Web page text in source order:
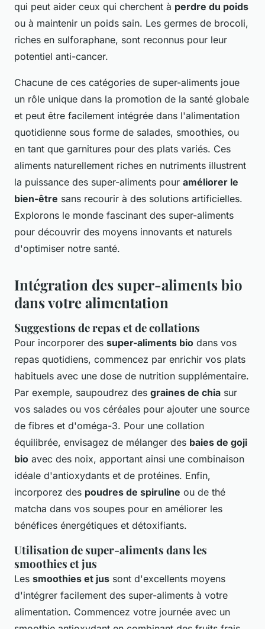
qui peut aider ceux qui cherchent à perdre du poids
ou à maintenir un poids sain. Les germes de brocoli,
riches en sulforaphane, sont reconnus pour leur
potentiel anti-cancer.
Chacune de ces catégories de super-aliments joue
un rôle unique dans la promotion de la santé globale
et peut être facilement intégrée dans l'alimentation
quotidienne sous forme de salades, smoothies, ou
en tant que garnitures pour des plats variés. Ces
aliments naturellement riches en nutriments illustrent
la puissance des super-aliments pour améliorer le
bien-être sans recourir à des solutions artificielles.
Explorons le monde fascinant des super-aliments
pour découvrir des moyens innovants et naturels
d'optimiser notre santé.
Intégration des super-aliments bio
dans votre alimentation
Suggestions de repas et de collations
Pour incorporer des super-aliments bio dans vos
repas quotidiens, commencez par enrichir vos plats
habituels avec une dose de nutrition supplémentaire.
Par exemple, saupoudrez des graines de chia sur
vos salades ou vos céréales pour ajouter une source
de fibres et d'oméga-3. Pour une collation
équilibrée, envisagez de mélanger des baies de goji
bio avec des noix, apportant ainsi une combinaison
idéale d'antioxydants et de protéines. Enfin,
incorporez des poudres de spiruline ou de thé
matcha dans vos soupes pour en améliorer les
bénéfices énergétiques et détoxifiants.
Utilisation de super-aliments dans les
smoothies et jus
Les smoothies et jus sont d'excellents moyens
d'intégrer facilement des super-aliments à votre
alimentation. Commencez votre journée avec un